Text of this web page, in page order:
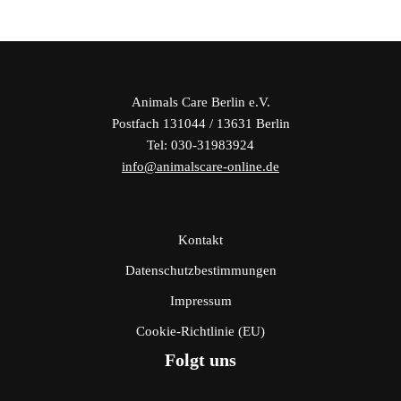
Animals Care Berlin e.V.
Postfach 131044 / 13631 Berlin
Tel: 030-31983924
info@animalscare-online.de
Kontakt
Datenschutzbestimmungen
Impressum
Cookie-Richtlinie (EU)
Folgt uns